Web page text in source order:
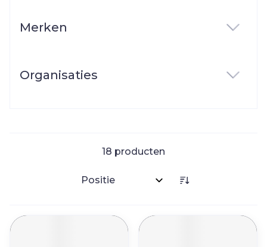
Merken
Organisaties
18 producten
Sorteer op: